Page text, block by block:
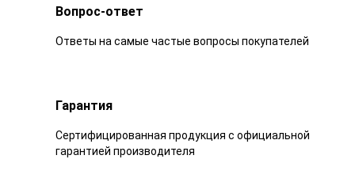
Вопрос-ответ
Ответы на самые частые вопросы покупателей
Гарантия
Сертифицированная продукция с официальной
гарантией производителя